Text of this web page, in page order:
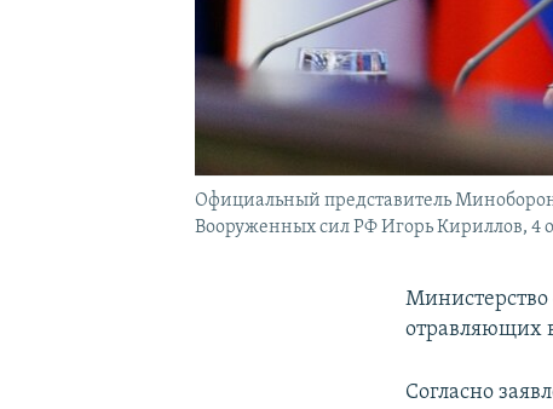
Официальный представитель
Вооруженных сил РФ Игорь Кириллов, 4
отравляющих
Согласно